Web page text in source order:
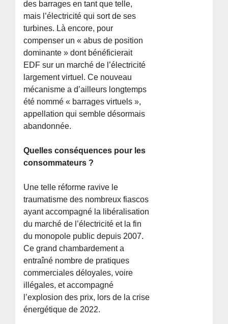
des barrages en tant que telle,
mais l’électricité qui sort de ses
turbines. Là encore, pour
compenser un « abus de position
dominante » dont bénéficierait
EDF sur un marché de l’électricité
largement virtuel. Ce nouveau
mécanisme a d’ailleurs longtemps
été nommé « barrages virtuels »,
appellation qui semble désormais
abandonnée.
Quelles conséquences pour les
consommateurs ?
Une telle réforme ravive le
traumatisme des nombreux fiascos
ayant accompagné la libéralisation
du marché de l’électricité et la fin
du monopole public depuis 2007.
Ce grand chambardement a
entraîné nombre de pratiques
commerciales déloyales, voire
illégales, et accompagné
l’explosion des prix, lors de la crise
énergétique de 2022.